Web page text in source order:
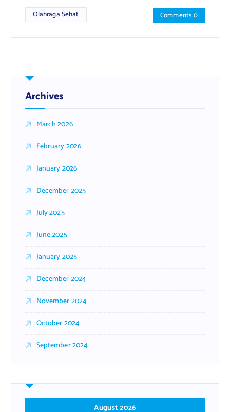
Olahraga Sehat Comments 0
Archives
March 2026
February 2026
January 2026
December 2025
July 2025
June 2025
January 2025
December 2024
November 2024
October 2024
September 2024
August 2026